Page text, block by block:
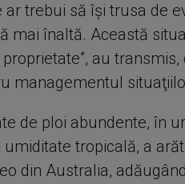
ar trebui să îşi trusa de
mai înaltă. Această
au
managementul
de ploi abundente, în
tropicală, a
din Australia,